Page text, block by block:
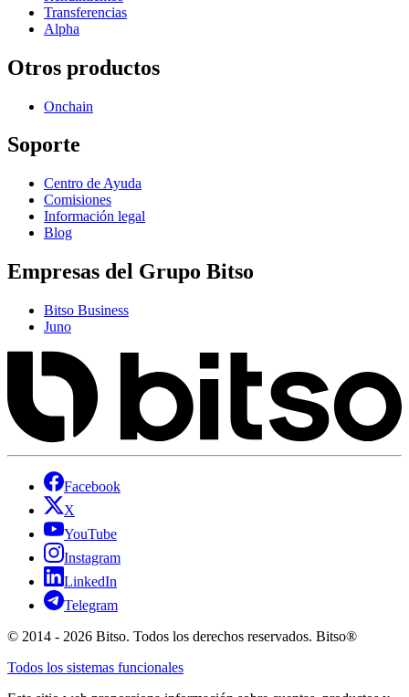
Transferencias
Alpha
Otros productos
Onchain
Soporte
Centro de Ayuda
Comisiones
Información legal
Blog
Empresas del Grupo Bitso
Bitso Business
Juno
Facebook
X
YouTube
Instagram
LinkedIn
Telegram
© 2014 - 2026 Bitso. Todos los derechos reservados. Bitso®
Todos los sistemas funcionales